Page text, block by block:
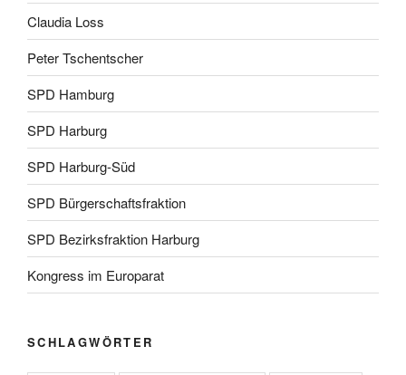
Claudia Loss
Peter Tschentscher
SPD Hamburg
SPD Harburg
SPD Harburg-Süd
SPD Bürgerschaftsfraktion
SPD Bezirksfraktion Harburg
Kongress im Europarat
SCHLAGWÖRTER